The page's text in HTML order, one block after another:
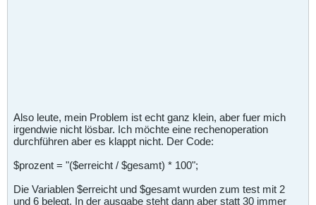
Also leute, mein Problem ist echt ganz klein, aber fuer mich
irgendwie nicht lösbar. Ich möchte eine rechenoperation
durchführen aber es klappt nicht. Der Code:
$prozent = "($erreicht / $gesamt) * 100";
Die Variablen $erreicht und $gesamt wurden zum test mit 2
und 6 belegt. In der ausgabe steht dann aber statt 30 immer